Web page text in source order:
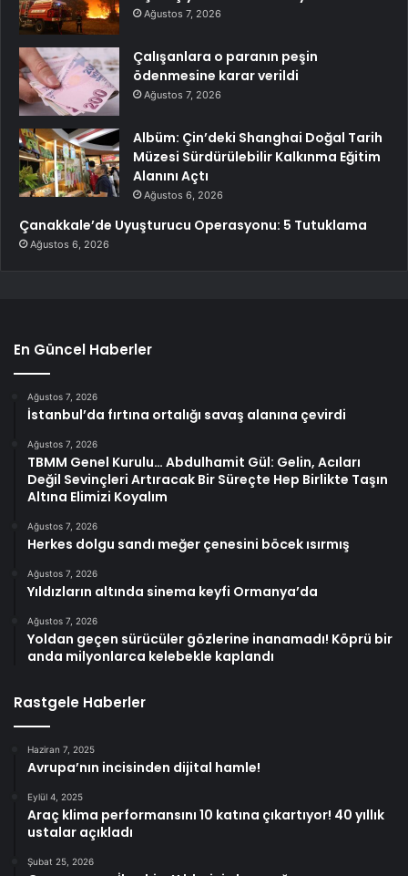
Ağustos 7, 2026
Çalışanlara o paranın peşin
ödenmesine karar verildi
Ağustos 7, 2026
Albüm: Çin’deki Shanghai Doğal Tarih
Müzesi Sürdürülebilir Kalkınma Eğitim
Alanını Açtı
Ağustos 6, 2026
Çanakkale’de Uyuşturucu Operasyonu: 5 Tutuklama
Ağustos 6, 2026
En Güncel Haberler
Ağustos 7, 2026
İstanbul’da fırtına ortalığı savaş alanına çevirdi
Ağustos 7, 2026
TBMM Genel Kurulu… Abdulhamit Gül: Gelin, Acıları
Değil Sevinçleri Artıracak Bir Süreçte Hep Birlikte Taşın
Altına Elimizi Koyalım
Ağustos 7, 2026
Herkes dolgu sandı meğer çenesini böcek ısırmış
Ağustos 7, 2026
Yıldızların altında sinema keyfi Ormanya’da
Ağustos 7, 2026
Yoldan geçen sürücüler gözlerine inanamadı! Köprü bir
anda milyonlarca kelebekle kaplandı
Rastgele Haberler
Haziran 7, 2025
Avrupa’nın incisinden dijital hamle!
Eylül 4, 2025
Araç klima performansını 10 katına çıkartıyor! 40 yıllık
ustalar açıkladı
Şubat 25, 2026